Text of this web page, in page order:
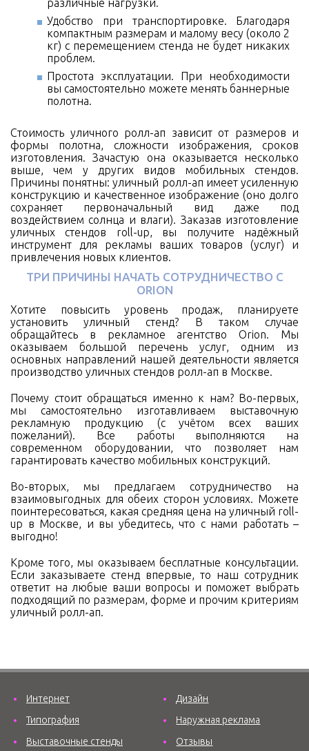
различные нагрузки.
Удобство при транспортировке. Благодаря
компактным размерам и малому весу (около 2
кг) с перемещением стенда не будет никаких
проблем.
Простота эксплуатации. При необходимости
вы самостоятельно можете менять баннерные
полотна.
Стоимость уличного ролл-ап зависит от размеров и
формы полотна, сложности изображения, сроков
изготовления. Зачастую она оказывается несколько
выше, чем у других видов мобильных стендов.
Причины понятны: уличный ролл-ап имеет усиленную
конструкцию и качественное изображение (оно долго
сохраняет первоначальный вид даже под
воздействием солнца и влаги). Заказав изготовление
уличных стендов roll-up, вы получите надёжный
инструмент для рекламы ваших товаров (услуг) и
привлечения новых клиентов.
ТРИ ПРИЧИНЫ НАЧАТЬ СОТРУДНИЧЕСТВО С
ORION
Хотите повысить уровень продаж, планируете
установить уличный стенд? В таком случае
обращайтесь в рекламное агентство Orion. Мы
оказываем большой перечень услуг, одним из
основных направлений нашей деятельности является
производство уличных стендов ролл-ап в Москве.
Почему стоит обращаться именно к нам? Во-первых,
мы самостоятельно изготавливаем выставочную
рекламную продукцию (с учётом всех ваших
пожеланий). Все работы выполняются на
современном оборудовании, что позволяет нам
гарантировать качество мобильных конструкций.
Во-вторых, мы предлагаем сотрудничество на
взаимовыгодных для обеих сторон условиях. Можете
поинтересоваться, какая средняя цена на уличный roll-
up в Москве, и вы убедитесь, что с нами работать –
выгодно!
Кроме того, мы оказываем бесплатные консультации.
Если заказываете стенд впервые, то наш сотрудник
ответит на любые ваши вопросы и поможет выбрать
подходящий по размерам, форме и прочим критериям
уличный ролл-ап.
Интернет
Дизайн
Типография
Наружная реклама
Выставочные стенды
Отзывы